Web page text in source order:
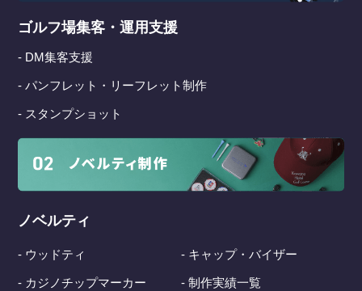
ゴルフ場集客・運用支援
- DM集客支援
- パンフレット・リーフレット制作
- スタンプショット
ノベルティ
- ウッドティ - キャップ・バイザー
- カジノチップマーカー - 制作実績一覧